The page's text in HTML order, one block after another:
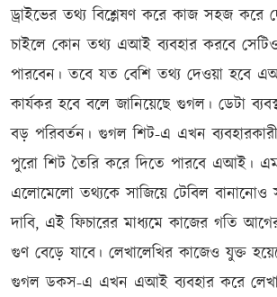
ড্রাইভের তথ্য বিশ্লেষণ করে কাজ সহজ করে
চাইলে কোন তথ্য এআই ব্যবহার করবে সেটিও
পারবেন। তবে যত বেশি তথ্য দেওয়া হবে
কার্যকর হবে বলে জানিয়েছে গুগল। ডেটা
বড় পরিবর্তন। গুগল শিট-এ এখন
পুরো শিট তৈরি করে দিতে পারবে এআই।
এলোমেলো তথ্যকে সাজিয়ে টেবিল বানানোও
দাবি, এই ফিচারের মাধ্যমে কাজের গতি
গুণ বেড়ে যাবে। লেখালেখির কাজেও যুক্ত
গুগল ডকস-এ এখন এআই ব্যবহার করে লেখা